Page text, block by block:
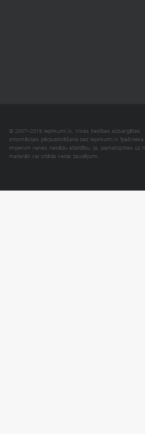
© 2007–2018 Iepirkumi.lv. Visas tiesības aizsargātas.
Informācijas pārpublicēšana bez iepirkumi.lv
Imperum nenes nekādu atbildību, ja, pamatojoties uz
materiāli vai citāda veida zaudējumi.